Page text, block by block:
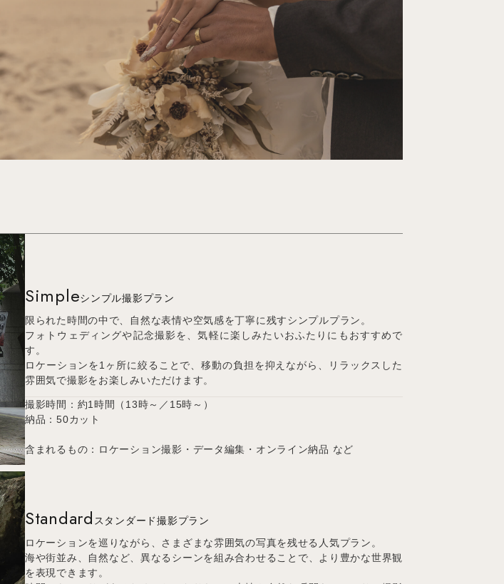
Simpleシンプル撮影プラン
限られた時間の中で、自然な表情や空気感を丁寧に残すシンプルプラン。
フォトウェディングや記念撮影を、気軽に楽しみたいおふたりにもおすすめで
す。
ロケーションを1ヶ所に絞ることで、移動の負担を抑えながら、リラックスした
雰囲気で撮影をお楽しみいただけます。
撮影時間：約1時間（13時～／15時～）
納品：50カット
含まれるもの：ロケーション撮影・データ編集・オンライン納品 など
Standard スタンダード撮影プラン
ロケーションを巡りながら、さまざまな雰囲気の写真を残せる人気プラン。
海や街並み、自然など、異なるシーンを組み合わせることで、より豊かな世界観
を表現できます。